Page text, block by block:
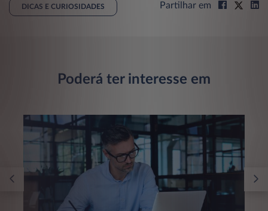
DICAS E CURIOSIDADES Partilhar em
Poderá ter interesse em